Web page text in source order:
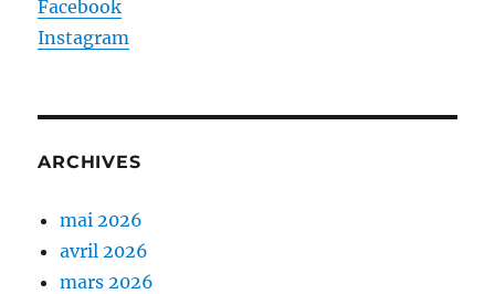
Facebook
Instagram
ARCHIVES
mai 2026
avril 2026
mars 2026